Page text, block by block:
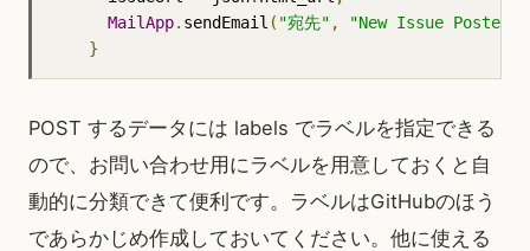
MailApp. sendEmail ( "宛先" , "New Issue Posted!"
}
POST するデータには labels でラベルを指定できる
ので、お問い合わせ用にラベルを用意しておくと自
動的に分類できて便利です。ラベルはGitHubのほう
であらかじめ作成しておいてください。他に使える